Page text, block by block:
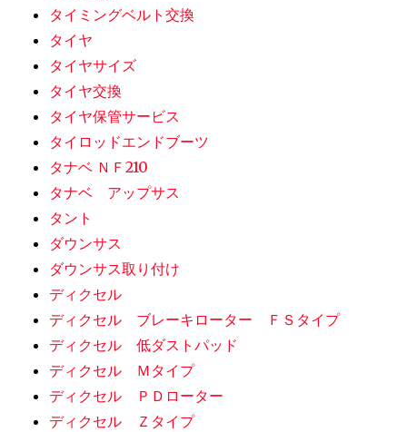
タイミングベルト交換
タイヤ
タイヤサイズ
タイヤ交換
タイヤ保管サービス
タイロッドエンドブーツ
タナベ ＮＦ210
タナベ アップサス
タント
ダウンサス
ダウンサス取り付け
ディクセル
ディクセル ブレーキローター ＦＳタイプ
ディクセル 低ダストパッド
ディクセル Ｍタイプ
ディクセル ＰＤローター
ディクセル Ｚタイプ